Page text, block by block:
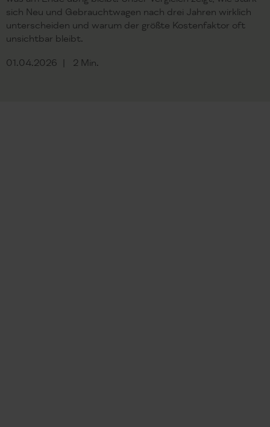
sich Neu und Gebrauchtwagen nach drei Jahren wirklich
unterscheiden und warum der größte Kostenfaktor oft
unsichtbar bleibt.
01.04.2026 2 Min.